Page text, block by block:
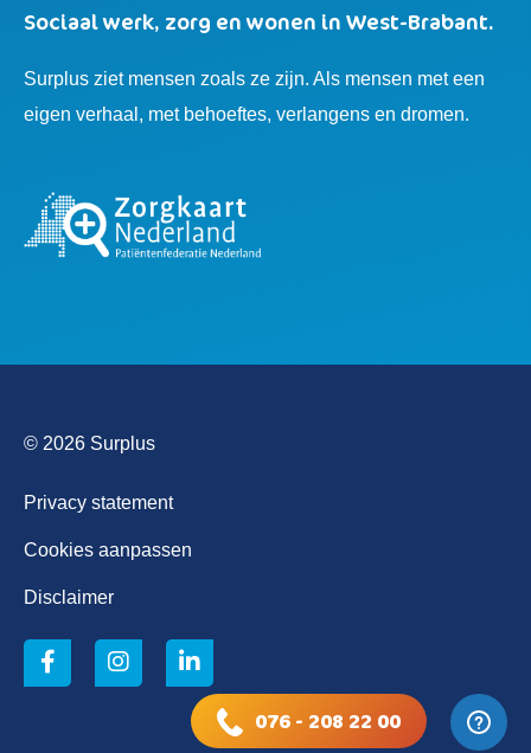
Sociaal werk, zorg en wonen in West-Brabant.
Surplus ziet mensen zoals ze zijn. Als mensen met een
eigen verhaal, met behoeftes, verlangens en dromen.
© 2026 Surplus
Privacy statement
Cookies aanpassen
Disclaimer
076 - 208 22 00